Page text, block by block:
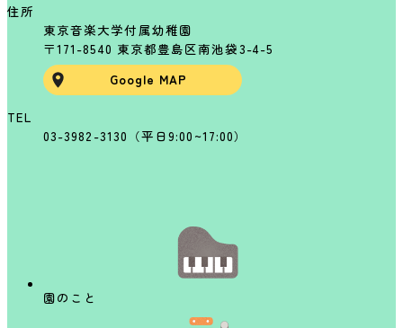
住所
東京音楽大学付属幼稚園
〒171-8540 東京都豊島区南池袋3-4-5
Google MAP
TEL
03-3982-3130（平日9:00~17:00）
園のこと